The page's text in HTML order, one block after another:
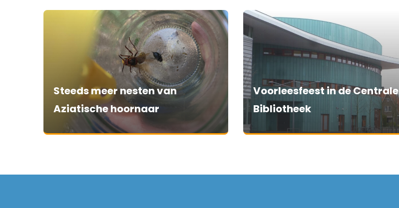
Steeds meer nesten van
Aziatische hoornaar
Voorleesfeest in de Centrale
Bibliotheek